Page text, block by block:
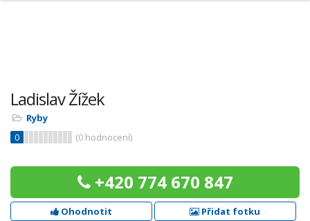
Ladislav Žížek
Ryby
0
(0 hodnocení)
+420 774 670 847
Ohodnotit
Přidat fotku